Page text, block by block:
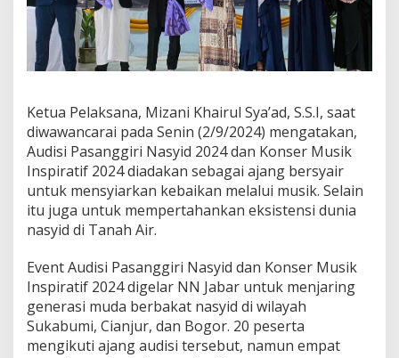
u
m
i
Ketua Pelaksana, Mizani Khairul Sya’ad, S.S.I, saat
diwawancarai pada Senin (2/9/2024) mengatakan,
Audisi Pasanggiri Nasyid 2024 dan Konser Musik
Inspiratif 2024 diadakan sebagai ajang bersyair
untuk mensyiarkan kebaikan melalui musik. Selain
itu juga untuk mempertahankan eksistensi dunia
nasyid di Tanah Air.
Event Audisi Pasanggiri Nasyid dan Konser Musik
Inspiratif 2024 digelar NN Jabar untuk menjaring
generasi muda berbakat nasyid di wilayah
Sukabumi, Cianjur, dan Bogor. 20 peserta
mengikuti ajang audisi tersebut, namun empat